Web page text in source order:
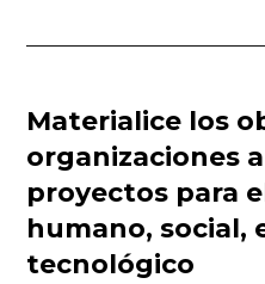
Materialice los
organizaciones
proyectos para
humano, social,
tecnológico